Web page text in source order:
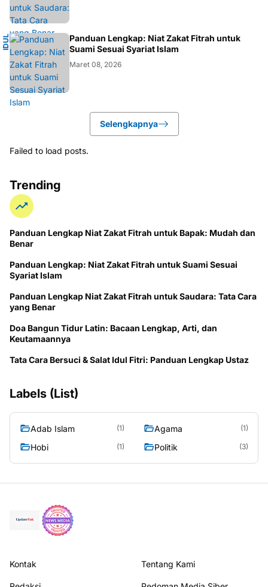
I
D
U
L
F
I
T
RI
Panduan Lengkap: Niat Zakat Fitrah untuk
Suami Sesuai Syariat Islam
Maret 08, 2026
Selengkapnya
Failed to load posts.
Trending
Panduan Lengkap Niat Zakat Fitrah untuk Bapak: Mudah dan
Benar
Panduan Lengkap: Niat Zakat Fitrah untuk Suami Sesuai
Syariat Islam
Panduan Lengkap Niat Zakat Fitrah untuk Saudara: Tata Cara
yang Benar
Doa Bangun Tidur Latin: Bacaan Lengkap, Arti, dan
Keutamaannya
Tata Cara Bersuci & Salat Idul Fitri: Panduan Lengkap Ustaz
Labels (List)
Adab Islam (1) Agama (1)
Hobi (1) Politik (3)
Kontak Tentang Kami